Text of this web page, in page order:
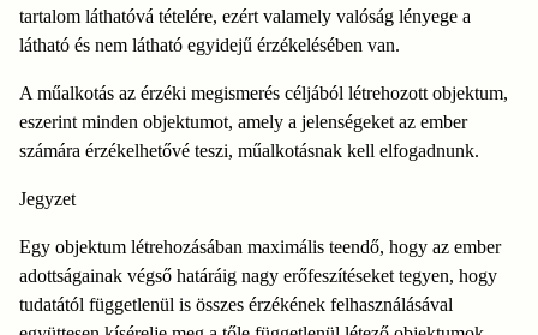
tartalom láthatóvá tételére, ezért valamely valóság lényege a
látható és nem látható egyidejű érzékelésében van.
A műalkotás az érzéki megismerés céljából létrehozott objektum,
eszerint minden objektumot, amely a jelenségeket az ember
számára érzékelhetővé teszi, műalkotásnak kell elfogadnunk.
Jegyzet
Egy objektum létrehozásában maximális teendő, hogy az ember
adottságainak végső határáig nagy erőfeszítéseket tegyen, hogy
tudatától függetlenül is összes érzékének felhasználásával